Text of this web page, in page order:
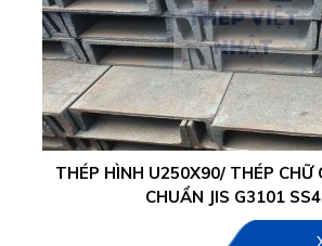
THÉP HÌNH U250X90/ THÉP CHỮ
CHUẨN JIS G3101